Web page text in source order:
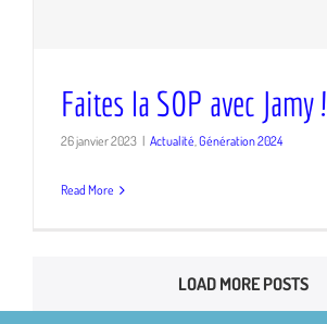
Faites la SOP avec Jamy !
26 janvier 2023 | Actualité,Génération 2024
Read More
LOAD MORE POSTS